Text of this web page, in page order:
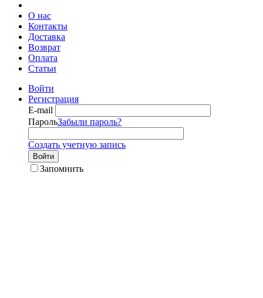
О нас
Контакты
Доставка
Возврат
Оплата
Статьи
Войти
Регистрация
E-mail
ПарольЗабыли пароль?
Создать учетную запись
Войти
Запомнить